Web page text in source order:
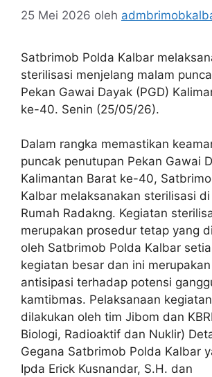
25 Mei 2026 oleh
Satbrimob Polda Kalbar
sterilisasi menjelang malam
Pekan Gawai Dayak (PGD)
ke-40. Senin (25/05/26).
Dalam rangka memastikan
puncak penutupan Pekan Gawai
Kalimantan Barat ke-40,
Kalbar melaksanakan sterilisasi
Rumah Radakng. Kegiatan
merupakan prosedur tetap yang
oleh Satbrimob Polda Kalbar
kegiatan besar dan ini
antisipasi terhadap potensi
kamtibmas. Pelaksanaan
dilakukan oleh tim Jibom dan
Biologi, Radioaktif dan Nuklir)
Gegana Satbrimob Polda Kalbar
Ipda Erick Kusnandar, S.H. dan